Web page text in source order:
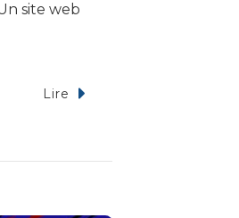
site web
Lire